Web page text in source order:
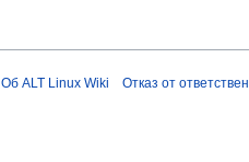
Об ALT Linux Wiki Отказ от